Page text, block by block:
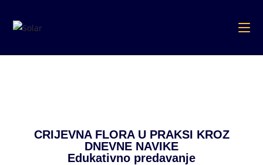
CRIJEVNA FLORA U PRAKSI KROZ
DNEVNE NAVIKE
Edukativno predavanje